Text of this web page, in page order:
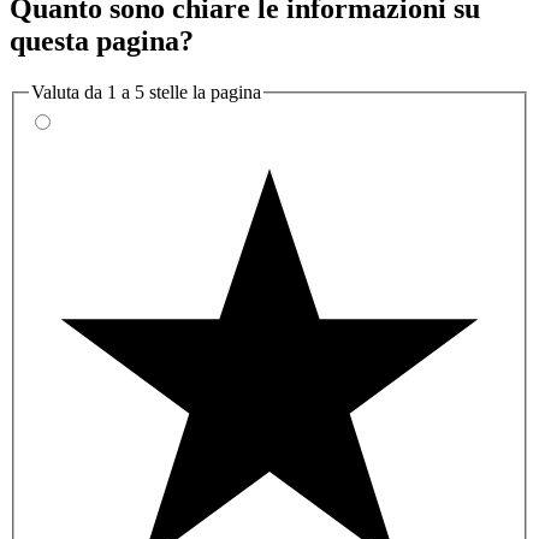
Quanto sono chiare le informazioni su
questa pagina?
Valuta da 1 a 5 stelle la pagina